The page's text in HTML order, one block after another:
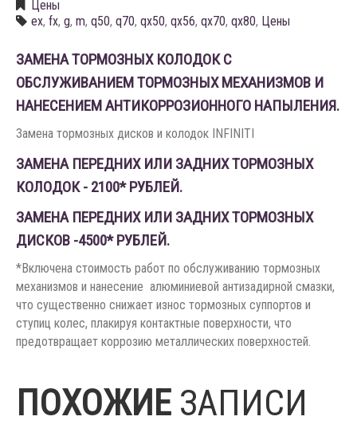
Цены
ex, fx, g, m, q50, q70, qx50, qx56, qx70, qx80, Цены
ЗАМЕНА ТОРМОЗНЫХ КОЛОДОК С
ОБСЛУЖИВАНИЕМ ТОРМОЗНЫХ МЕХАНИЗМОВ И
НАНЕСЕНИЕМ АНТИКОРРОЗИОННОГО НАПЫЛЕНИЯ.
Замена тормозных дисков и колодок INFINITI
ЗАМЕНА ПЕРЕДНИХ ИЛИ ЗАДНИХ ТОРМОЗНЫХ
КОЛОДОК - 2100* РУБЛЕЙ.
ЗАМЕНА ПЕРЕДНИХ ИЛИ ЗАДНИХ ТОРМОЗНЫХ
ДИСКОВ -4500* РУБЛЕЙ.
*Включена стоимость работ по обслуживанию тормозных
механизмов и нанесение алюминиевой антизадирной смазки,
что существенно снижает износ тормозных суппортов и
ступиц колес, плакируя контактные поверхности, что
предотвращает коррозию металлических поверхностей.
ПОХОЖИЕ ЗАПИСИ